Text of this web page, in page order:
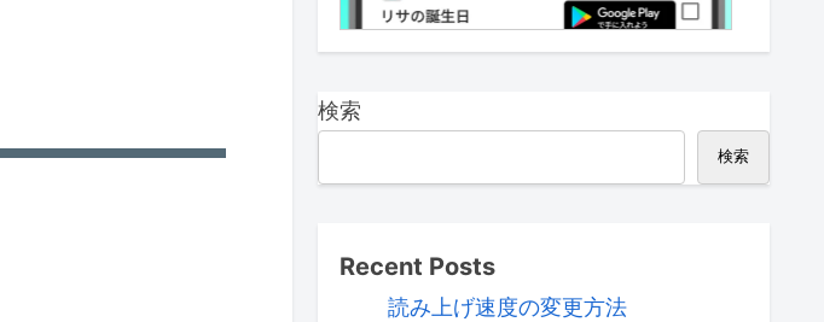
検索
検索
Recent Posts
読み上げ速度の変更方法